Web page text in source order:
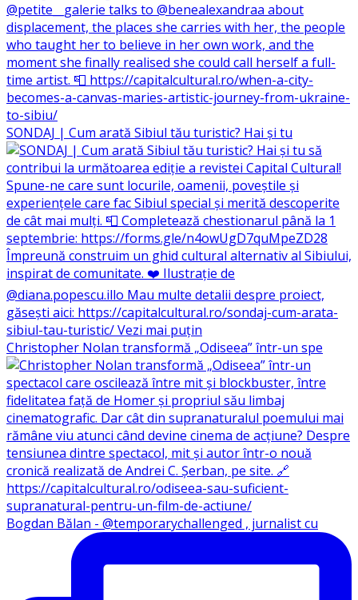
SONDAJ | Cum arată Sibiul tău turistic? Hai și tu
Christopher Nolan transformă „Odiseea” într-un spe
Bogdan Bălan - @temporarychallenged , jurnalist cu